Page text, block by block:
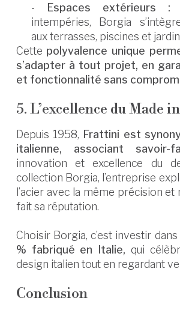
- Espaces extérieurs :
intempéries, Borgia
aux terrasses, piscines et
Cette polyvalence unique
s’adapter à tout projet, en
et fonctionnalité sans
5. L’excellence du Made
Depuis 1958, Frattini est
italienne, associant savoir-
innovation et excellence du
collection Borgia, l’entreprise
l’acier avec la même précision
fait sa réputation.
Choisir Borgia, c’est investir
% fabriqué en Italie, qui
design italien tout en regardant
Conclusion